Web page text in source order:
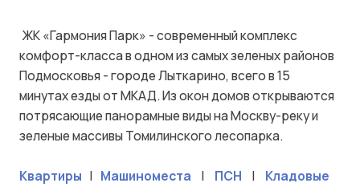
ЖК «Гармония Парк» - современный комплекс
комфорт-класса в одном из самых зеленых районов
Подмосковья - городе Лыткарино, всего в 15
минутах езды от МКАД. Из окон домов открываются
потрясающие панорамные виды на Москву-реку и
зеленые массивы Томилинского лесопарка.
Квартиры | Машиноместа | ПСН | Кладовые